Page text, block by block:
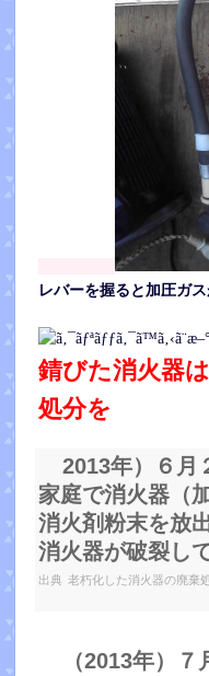
レバーを握ると加圧ガ
錆びた消火器
処分を
2013年）６月
家庭で消火器（
消火剤粉末を放
消火器が破裂し
出典 老朽化した消火器の廃棄
（2013年）